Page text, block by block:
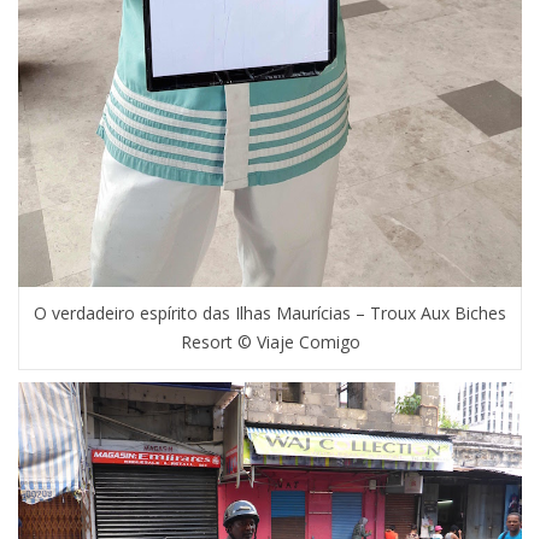
O verdadeiro espírito das Ilhas Maurícias – Troux Aux Biches
Resort © Viaje Comigo